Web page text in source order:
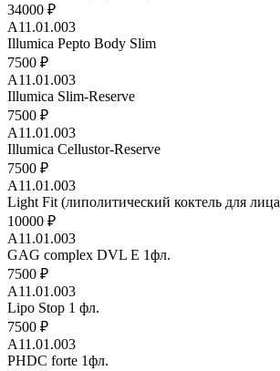
34000 ₽
A11.01.003
Illumica Pepto Body Slim
7500 ₽
A11.01.003
Illumica Slim-Reserve
7500 ₽
A11.01.003
Illumica Cellustor-Reserve
7500 ₽
A11.01.003
Light Fit (липолитический коктель для
10000 ₽
A11.01.003
GAG complex DVL E 1фл.
7500 ₽
A11.01.003
Lipo Stop 1 фл.
7500 ₽
A11.01.003
PHDC forte 1фл.